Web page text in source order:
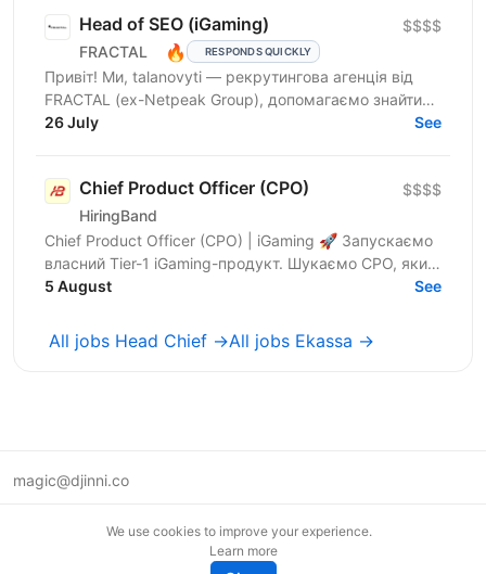
Head of SEO (iGaming)
FRACTAL 🔥 RESPONDS QUICKLY
$$$$
Привіт! Ми, talanovyti — рекрутингова агенція від
FRACTAL (ex-Netpeak Group), допомагаємо знайти
Head of SEO, який(а) готовий(а) будувати та
26 July See
Chief Product Officer (CPO)
HiringBand
$$$$
Chief Product Officer (CPO) | iGaming 🚀 Запускаємо
власний Tier-1 iGaming-продукт. Шукаємо CPO, який
очолить цей напрям. Ми — український
5 August See
All jobs Head Chief →All jobs Ekassa →
magic@djinni.co
We use cookies to improve your experience.
Learn more